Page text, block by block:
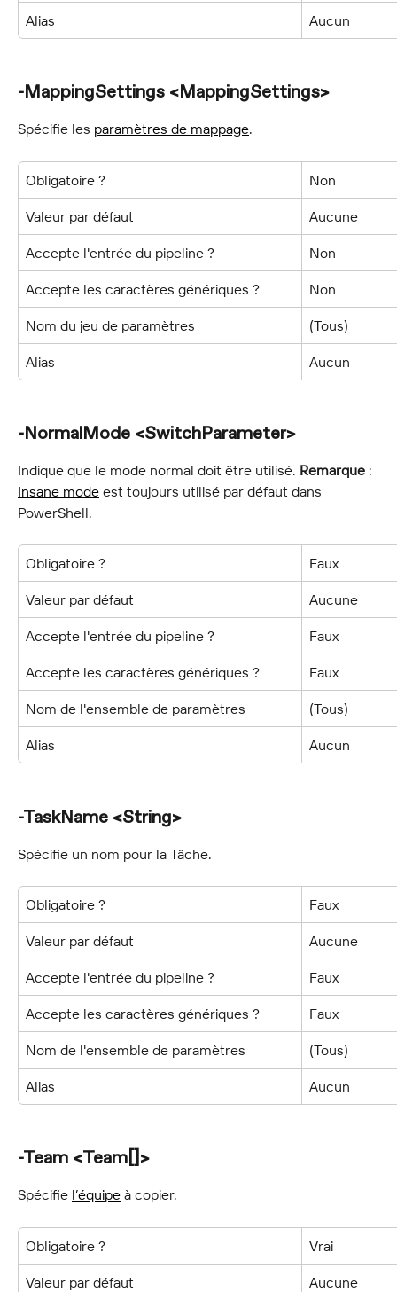
Alias Aucun
-MappingSettings <MappingSettings>
Spécifie les paramètres de mappage.
Obligatoire ? Non
Valeur par défaut Aucune
Accepte l'entrée du pipeline ? Non
Accepte les caractères génériques ? Non
Nom du jeu de paramètres (Tous)
Alias Aucun
-NormalMode <SwitchParameter>
Indique que le mode normal doit être utilisé. Remarque :
Insane mode est toujours utilisé par défaut dans
PowerShell.
Obligatoire ? Faux
Valeur par défaut Aucune
Accepte l'entrée du pipeline ? Faux
Accepte les caractères génériques ? Faux
Nom de l'ensemble de paramètres (Tous)
Alias Aucun
-TaskName <String>
Spécifie un nom pour la Tâche.
Obligatoire ? Faux
Valeur par défaut Aucune
Accepte l'entrée du pipeline ? Faux
Accepte les caractères génériques ? Faux
Nom de l'ensemble de paramètres (Tous)
Alias Aucun
-Team <Team[]>
Spécifie l’équipe à copier.
Obligatoire ? Vrai
Valeur par défaut Aucune